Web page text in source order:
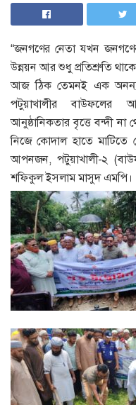
“জনগণের নেতা যখন
উন্নয়ন আর শুধু প্রতিশ্রুতি
আজ ঠিক তেমনই এক অনন্য
পটুয়াখালীর বাউফলের
আনুষ্ঠানিকতার বৃত্তে বন্দী
নিজে কোদাল হাতে
আপনজন, পটুয়াখালী-২
শফিকুল ইসলাম মাসুদ এমপি।